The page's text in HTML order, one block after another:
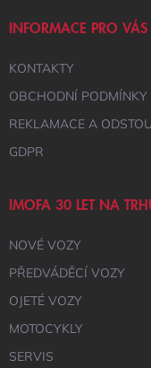
INFORMACE PRO VÁS
KONTAKTY
OBCHODNÍ PODMÍNKY
REKLAMACE A
GDPR
IMOFA 30 LET NA
NOVÉ VOZY
PŘEDVÁDĚCÍ VOZY
OJETÉ VOZY
MOTOCYKLY
SERVIS